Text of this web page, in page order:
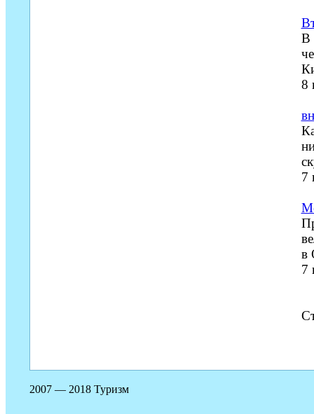
В
8
7
в
7
2007 — 2018 Туризм